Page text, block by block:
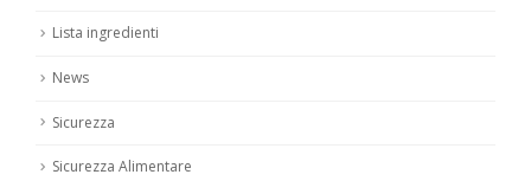
Lista ingredienti
News
Sicurezza
Sicurezza Alimentare